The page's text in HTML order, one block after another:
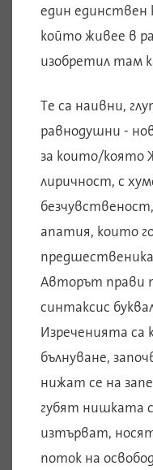
един
който живее в
изобретил там
Те са наивни,
равнодушни -
за които/която
лиричност, с
апатия, които
Авторът прави
синтаксис
Изреченията са
бълнуване,
нижат се на
губят нишката
изтърват,
поток на